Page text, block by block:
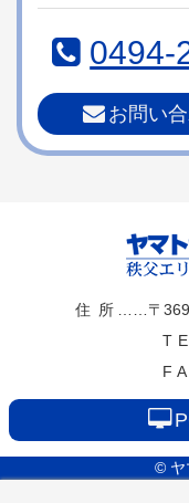
へ
0494-
お問い
ヤ
住所……〒
© ヤ